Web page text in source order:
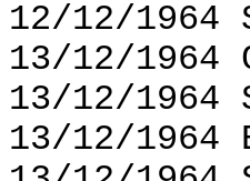
12/12/1964
13/12/1964
13/12/1964
13/12/1964